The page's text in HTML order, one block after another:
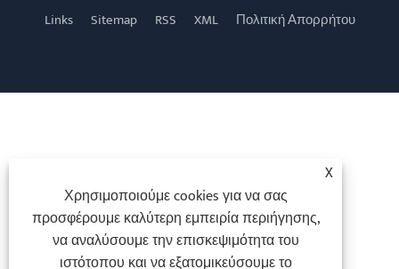
Links Sitemap RSS XML Πολιτική Απορρήτου
X
Χρησιμοποιούμε cookies για να σας
προσφέρουμε καλύτερη εμπειρία περιήγησης,
να αναλύσουμε την επισκεψιμότητα του
ιστότοπου και να εξατομικεύσουμε το